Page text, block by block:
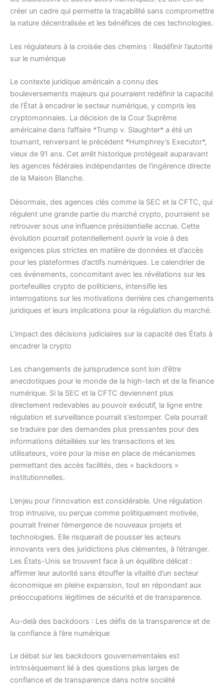
créer un cadre qui permette la traçabilité sans compromettre
la nature décentralisée et les bénéfices de ces technologies.
Les régulateurs à la croisée des chemins : Redéfinir l’autorité
sur le numérique
Le contexte juridique américain a connu des
bouleversements majeurs qui pourraient redéfinir la capacité
de l’État à encadrer le secteur numérique, y compris les
cryptomonnaies. La décision de la Cour Suprême
américaine dans l’affaire *Trump v. Slaughter* a été un
tournant, renversant le précédent *Humphrey’s Executor*,
vieux de 91 ans. Cet arrêt historique protégeait auparavant
les agences fédérales indépendantes de l’ingérence directe
de la Maison Blanche.
Désormais, des agences clés comme la SEC et la CFTC, qui
régulent une grande partie du marché crypto, pourraient se
retrouver sous une influence présidentielle accrue. Cette
évolution pourrait potentiellement ouvrir la voie à des
exigences plus strictes en matière de données et d’accès
pour les plateformes d’actifs numériques. Le calendrier de
ces événements, concomitant avec les révélations sur les
portefeuilles crypto de politiciens, intensifie les
interrogations sur les motivations derrière ces changements
juridiques et leurs implications pour la régulation du marché.
L’impact des décisions judiciaires sur la capacité des États à
encadrer la crypto
Les changements de jurisprudence sont loin d’être
anecdotiques pour le monde de la high-tech et de la finance
numérique. Si la SEC et la CFTC deviennent plus
directement redevables au pouvoir exécutif, la ligne entre
régulation et surveillance pourrait s’estomper. Cela pourrait
se traduire par des demandes plus pressantes pour des
informations détaillées sur les transactions et les
utilisateurs, voire pour la mise en place de mécanismes
permettant des accès facilités, des « backdoors »
institutionnelles.
L’enjeu pour l’innovation est considérable. Une régulation
trop intrusive, ou perçue comme politiquement motivée,
pourrait freiner l’émergence de nouveaux projets et
technologies. Elle risquerait de pousser les acteurs
innovants vers des juridictions plus clémentes, à l’étranger.
Les États-Unis se trouvent face à un équilibre délicat :
affirmer leur autorité sans étouffer la vitalité d’un secteur
économique en pleine expansion, tout en répondant aux
préoccupations légitimes de sécurité et de transparence.
Au-delà des backdoors : Les défis de la transparence et de
la confiance à l’ère numérique
Le débat sur les backdoors gouvernementales est
intrinsèquement lié à des questions plus larges de
confiance et de transparence dans notre société